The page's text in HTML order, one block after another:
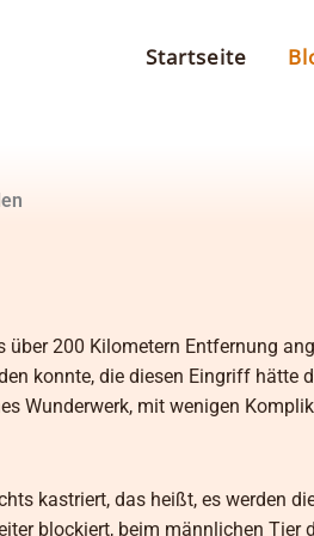
Startseite
über 200 Kilometern Entfernung
konnte, die diesen Eingriff hätte
Wunderwerk, mit wenigen
kastriert, das heißt, es werden
blockiert, beim männlichen Tier